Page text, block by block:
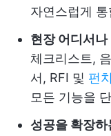
자연스럽게
현장 어디서
체크리스트,
서, RFI 및 펀
모든 기능을
성공을 확장하